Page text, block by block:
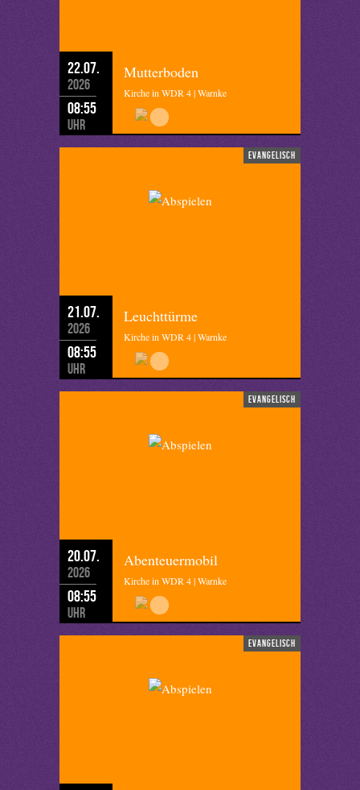
22.07.
2026
08:55
Uhr
Mutterboden
Kirche in WDR 4 | Warnke
evangelisch
21.07.
2026
08:55
Uhr
Leuchttürme
Kirche in WDR 4 | Warnke
evangelisch
20.07.
2026
08:55
Uhr
Abenteuermobil
Kirche in WDR 4 | Warnke
evangelisch